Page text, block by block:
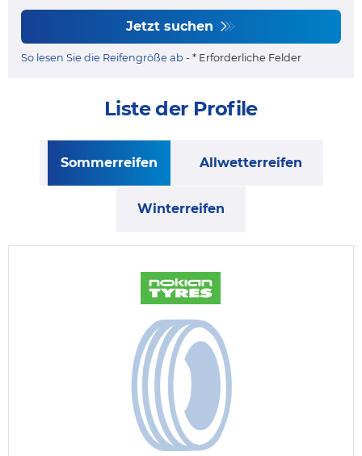
Jetzt suchen
So lesen Sie die Reifengröße ab - * Erforderliche Felder
Liste der Profile
Sommerreifen Allwetterreifen
Winterreifen